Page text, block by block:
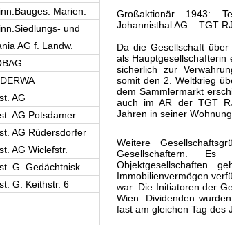
Marien.
und
AG f. Landw.
AG
AG Potsdamer
AG Rüdersdorfer
AG Wiclefstr.
G. Gedächtnisk
G. Keithstr. 6
Großaktionär 1943:
Johannisthal AG – TGT
Da die Gesellschaft
als Hauptgesellschafterin
sicherlich zur
somit den 2. Weltkrieg
dem Sammlermarkt
auch im AR der TGT
Jahren in seiner Wohnung.
Weitere
Gesellschaftern.
Objektgesellschaften
Immobilienvermögen
war. Die Initiatoren der
Wien. Dividenden
fast am gleichen Tag des